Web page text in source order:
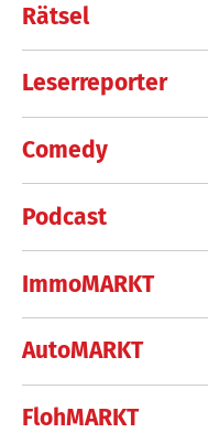
Rätsel
Leserreporter
Comedy
Podcast
ImmoMARKT
AutoMARKT
FlohMARKT